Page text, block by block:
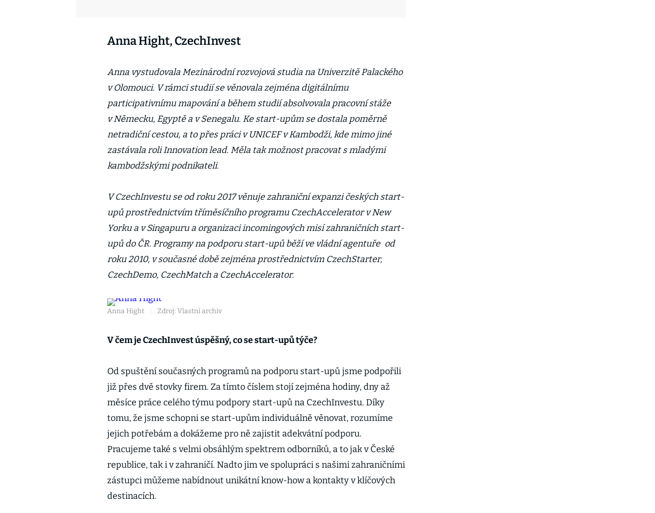
Anna Hight, CzechInvest
Anna vystudovala Mezinárodní rozvojová studia na Univerzitě Palackého
v Olomouci. V rámci studií se věnovala zejména digitálnímu
participativnímu mapování a během studií absolvovala pracovní stáže
v Německu, Egyptě a v Senegalu. Ke start-upům se dostala poměrně
netradiční cestou, a to přes práci v UNICEF v Kambodži, kde mimo jiné
zastávala roli Innovation lead. Měla tak možnost pracovat s mladými
kambodžskými podnikateli.
V CzechInvestu se od roku 2017 věnuje zahraniční expanzi českých start-
upů prostřednictvím tříměsíčního programu CzechAccelerator v New
Yorku a v Singapuru a organizaci incomingových misí zahraničních start-
upů do ČR. Programy na podporu start-upů běží ve vládní agentuře od
roku 2010, v současné době zejména prostřednictvím CzechStarter,
CzechDemo, CzechMatch a CzechAccelerator.
Anna Hight Zdroj: Vlastní archiv
V čem je CzechInvest úspěšný, co se start-upů týče?
Od spuštění současných programů na podporu start-upů jsme podpořili
již přes dvě stovky firem. Za tímto číslem stojí zejména hodiny, dny až
měsíce práce celého týmu podpory start-upů na CzechInvestu. Díky
tomu, že jsme schopni se start-upům individuálně věnovat, rozumíme
jejich potřebám a dokážeme pro ně zajistit adekvátní podporu.
Pracujeme také s velmi obsáhlým spektrem odborníků, a to jak v České
republice, tak i v zahraničí. Nadto jim ve spolupráci s našimi zahraničními
zástupci můžeme nabídnout unikátní know-how a kontakty v klíčových
destinacích.